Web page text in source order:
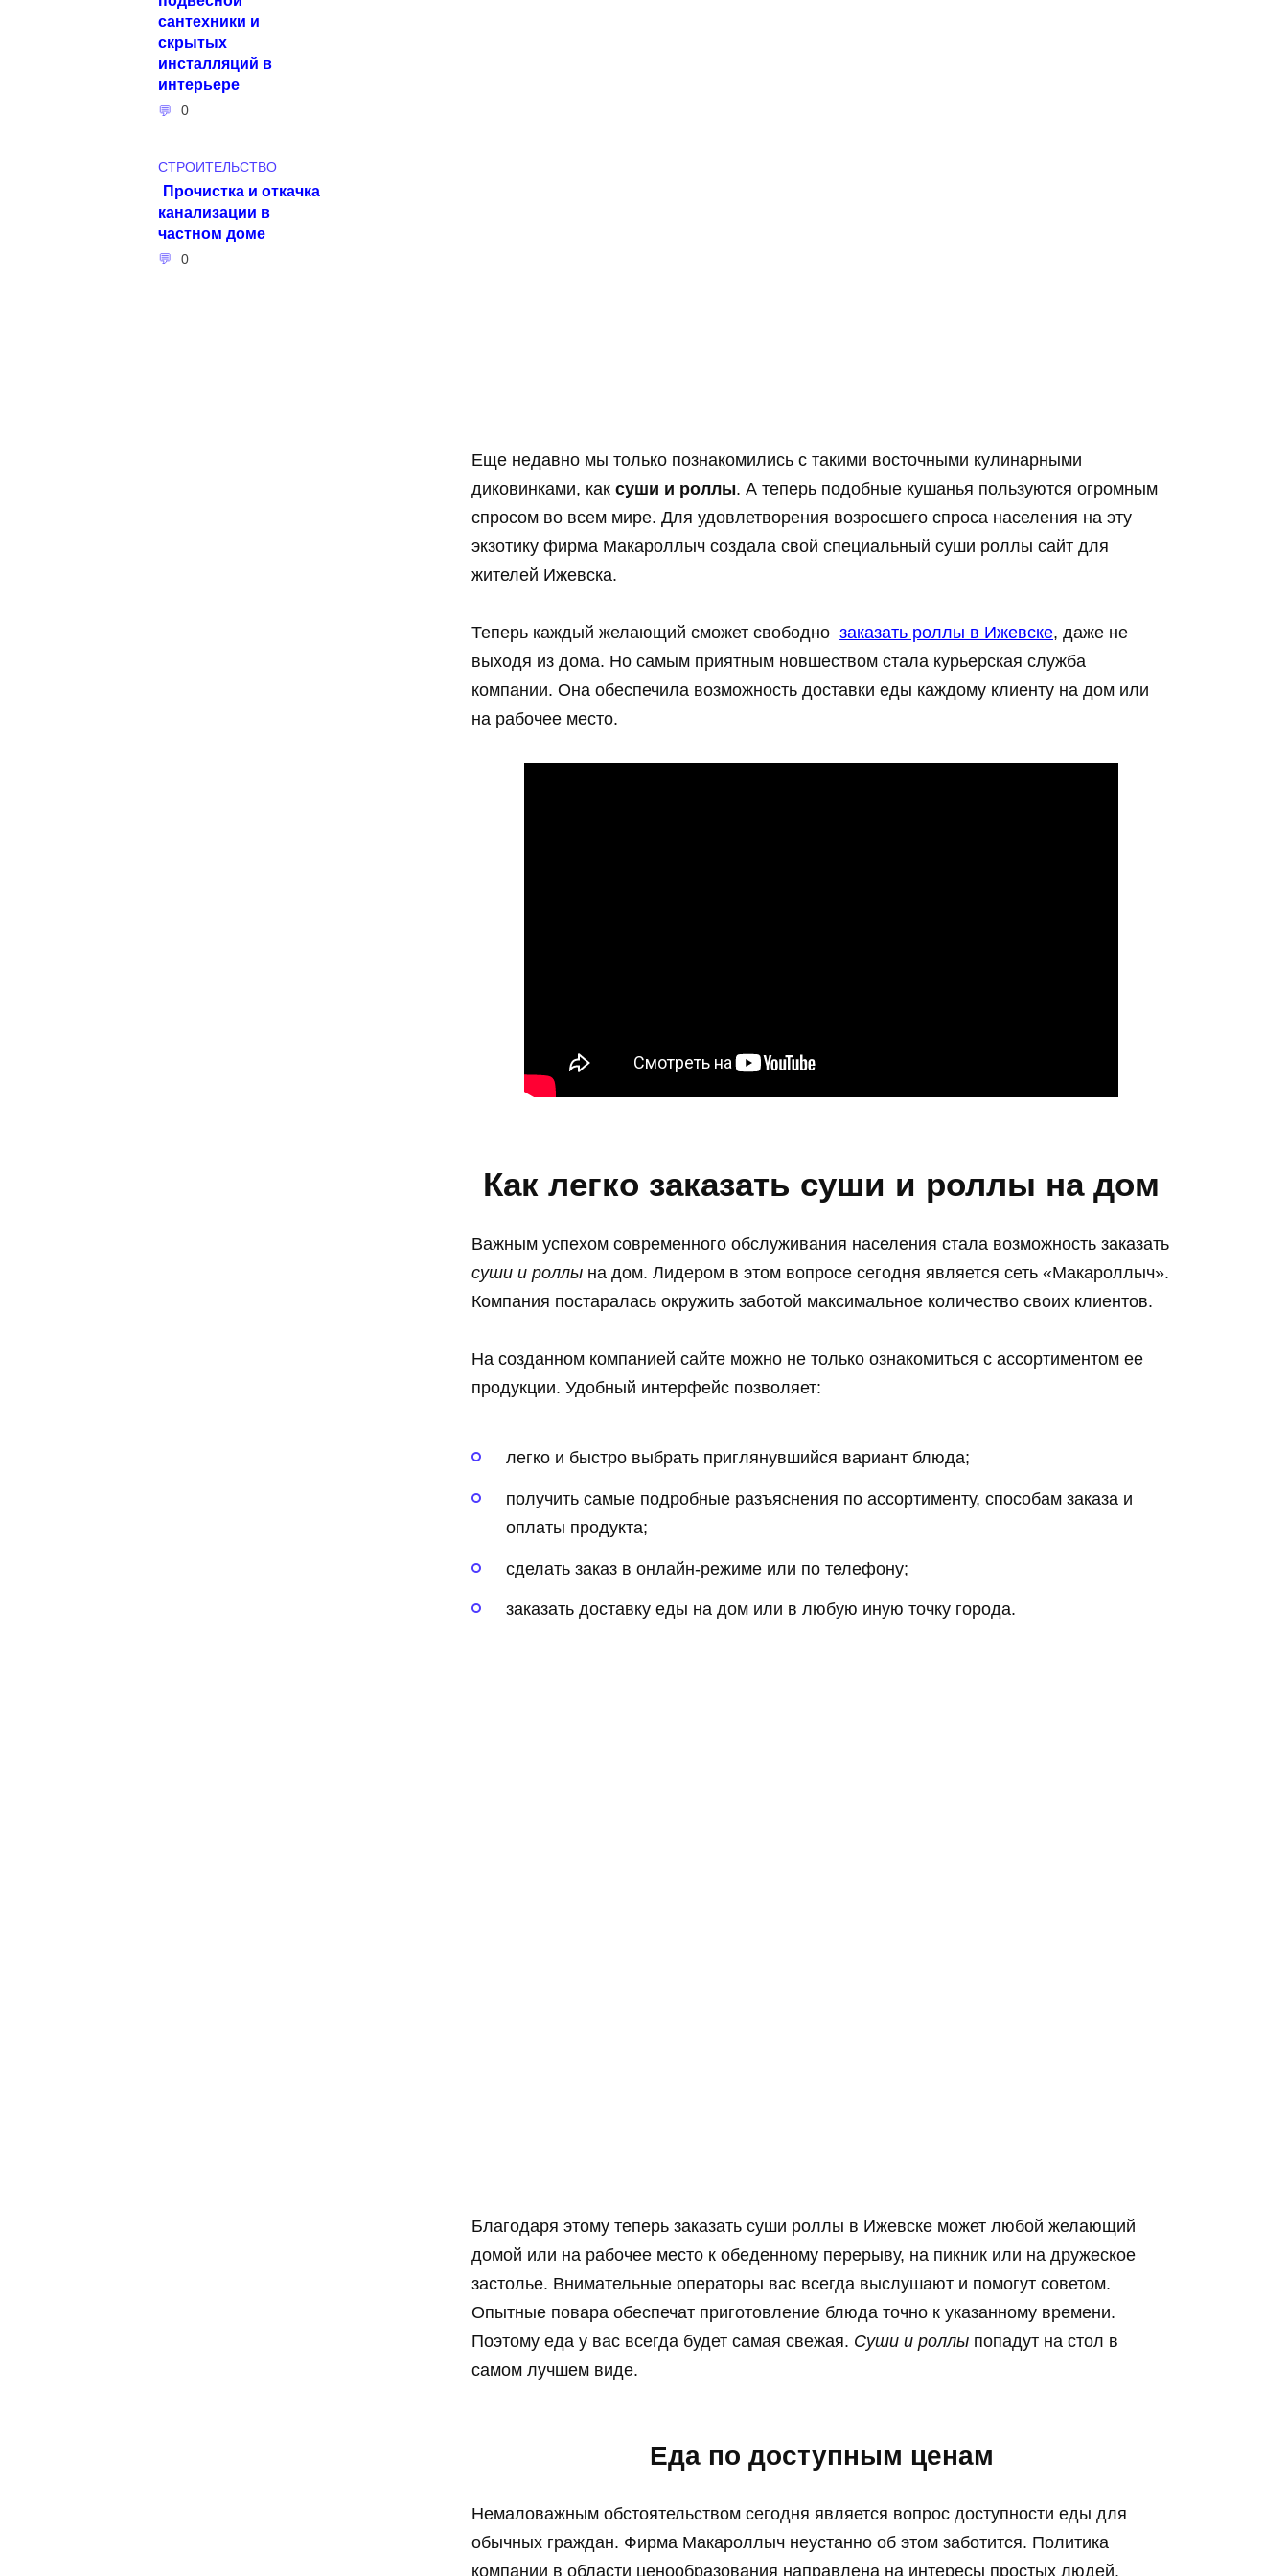
Еще недавно мы только познакомились с такими восточными кулинарными
диковинками, как суши и роллы. А теперь подобные кушанья пользуются огромным
спросом во всем мире. Для удовлетворения возросшего спроса населения на эту
экзотику фирма Макароллыч создала свой специальный суши роллы сайт для
жителей Ижевска.
Теперь каждый желающий сможет свободно заказать роллы в Ижевске, даже не
выходя из дома. Но самым приятным новшеством стала курьерская служба
компании. Она обеспечила возможность доставки еды каждому клиенту на дом или
на рабочее место.
Как легко заказать суши и роллы на дом
Важным успехом современного обслуживания населения стала возможность заказать
суши и роллы на дом. Лидером в этом вопросе сегодня является сеть «Макароллыч».
Компания постаралась окружить заботой максимальное количество своих клиентов.
На созданном компанией сайте можно не только ознакомиться с ассортиментом ее
продукции. Удобный интерфейс позволяет:
легко и быстро выбрать приглянувшийся вариант блюда;
получить самые подробные разъяснения по ассортименту, способам заказа и
оплаты продукта;
сделать заказ в онлайн-режиме или по телефону;
заказать доставку еды на дом или в любую иную точку города.
Благодаря этому теперь заказать суши роллы в Ижевске может любой желающий
домой или на рабочее место к обеденному перерыву, на пикник или на дружеское
застолье. Внимательные операторы вас всегда выслушают и помогут советом.
Опытные повара обеспечат приготовление блюда точно к указанному времени.
Поэтому еда у вас всегда будет самая свежая. Суши и роллы попадут на стол в
самом лучшем виде.
Еда по доступным ценам
Немаловажным обстоятельством сегодня является вопрос доступности еды для
обычных граждан. Фирма Макароллыч неустанно об этом заботится. Политика
компании в области ценообразования направлена на интересы простых людей.
сантехники и
скрытых
инсталляций в
интерьере
0
СТРОИТЕЛЬСТВО
Прочистка и откачка
канализации в
частном доме
0